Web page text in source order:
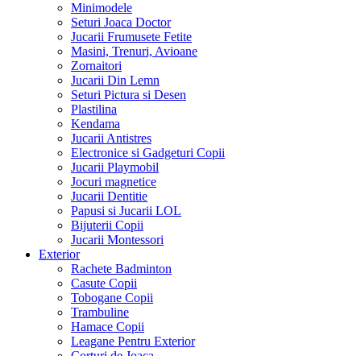
Minimodele
Seturi Joaca Doctor
Jucarii Frumusete Fetite
Masini, Trenuri, Avioane
Zornaitori
Jucarii Din Lemn
Seturi Pictura si Desen
Plastilina
Kendama
Jucarii Antistres
Electronice si Gadgeturi Copii
Jucarii Playmobil
Jocuri magnetice
Jucarii Dentitie
Papusi si Jucarii LOL
Bijuterii Copii
Jucarii Montessori
Exterior
Rachete Badminton
Casute Copii
Tobogane Copii
Trambuline
Hamace Copii
Leagane Pentru Exterior